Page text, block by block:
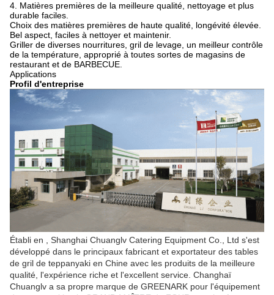
4. Matières premières de la meilleure qualité, nettoyage et plus
durable faciles.
Choix des matières premières de haute qualité, longévité élevée.
Bel aspect, faciles à nettoyer et maintenir.
Griller de diverses nourritures, gril de levage, un meilleur contrôle
de la température, approprié à toutes sortes de magasins de
restaurant et de BARBECUE.
Applications
Profil d'entreprise
Établi en , Shanghai Chuanglv Catering Equipment Co., Ltd s'est
développé dans le principaux fabricant et exportateur des tables
de gril de teppanyaki en Chine avec les produits de la meilleure
qualité, l'expérience riche et l'excellent service. Changhaï
Chuanglv a sa propre marque de GREENARK pour l'équipement